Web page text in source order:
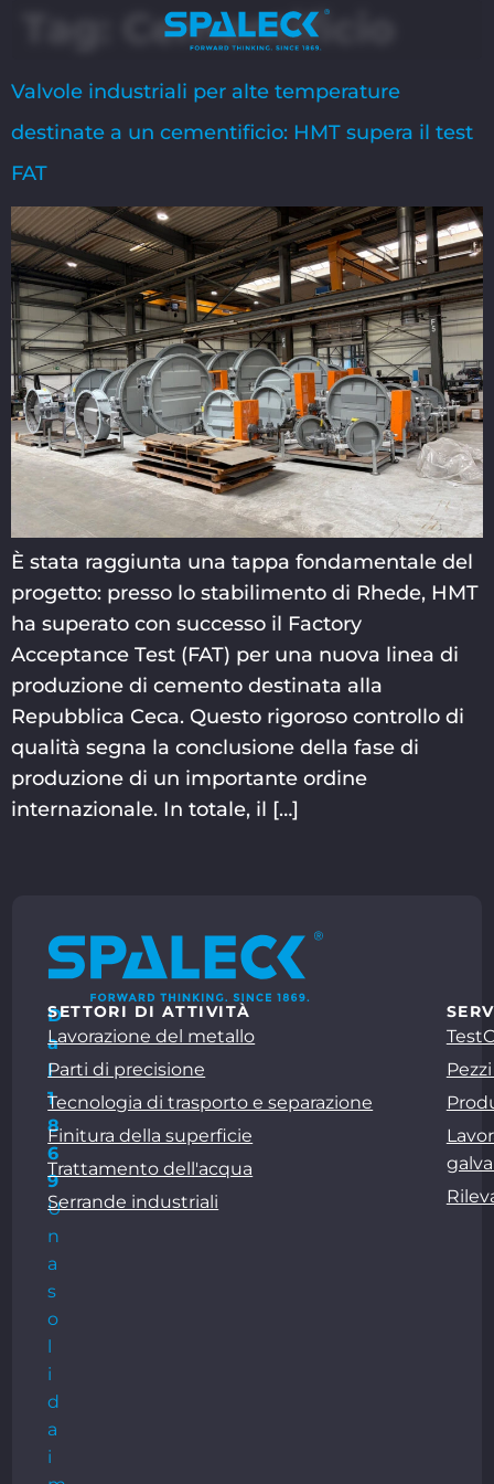
Tag: Cementificio
Valvole industriali per alte temperature
destinate a un cementificio: HMT supera il test
FAT
È stata raggiunta una tappa fondamentale del
progetto: presso lo stabilimento di Rhede, HMT
ha superato con successo il Factory
Acceptance Test (FAT) per una nuova linea di
produzione di cemento destinata alla
Repubblica Ceca. Questo rigoroso controllo di
qualità segna la conclusione della fase di
produzione di un importante ordine
internazionale. In totale, il […]
D
a
l
1
8
6
9
U
n
a
s
o
l
i
d
a
i
SETTORI DI ATTIVITÀ
Lavorazione del metallo
Parti di precisione
Tecnologia di trasporto e separazione
Finitura della superficie
Trattamento dell'acqua
Serrande industriali